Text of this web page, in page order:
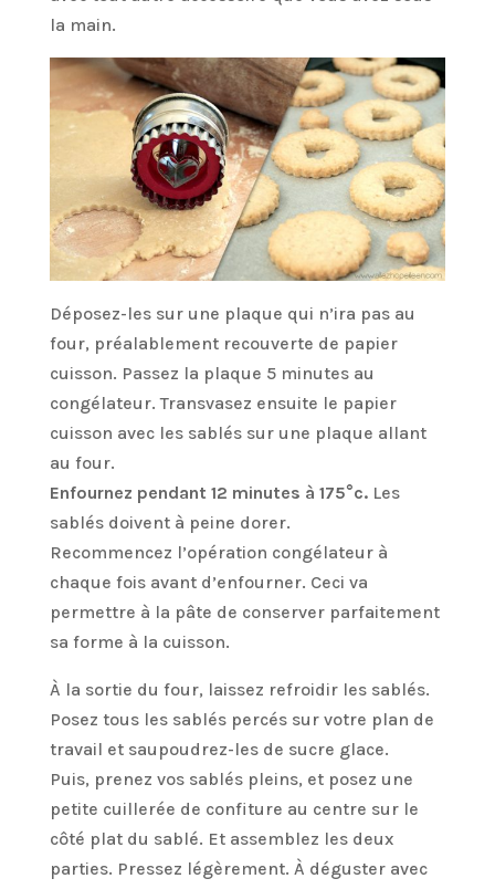
la main.
Déposez-les sur une plaque qui n’ira pas au
four, préalablement recouverte de papier
cuisson. Passez la plaque 5 minutes au
congélateur. Transvasez ensuite le papier
cuisson avec les sablés sur une plaque allant
au four.
Enfournez pendant 12 minutes à 175°c.Les
sablés doivent à peine dorer.
Recommencez l’opération congélateur à
chaque fois avant d’enfourner. Ceci va
permettre à la pâte de conserver parfaitement
sa forme à la cuisson.
À la sortie du four, laissez refroidir les sablés.
Posez tous les sablés percés sur votre plan de
travail et saupoudrez-les de sucre glace.
Puis, prenez vos sablés pleins, et posez une
petite cuillerée de confiture au centre sur le
côté plat du sablé. Et assemblez les deux
parties. Pressez légèrement. À déguster avec